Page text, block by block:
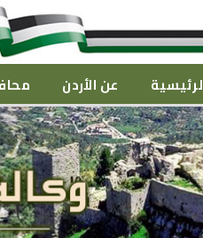
عن الأردن